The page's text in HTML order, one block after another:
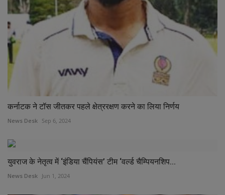
कर्नाटक ने टॉस जीतकर पहले क्षेत्ररक्षण करने का लिया निर्णय
News Desk Sep 6, 2024
युवराज के नेतृत्व में ‘इंडिया चैंपियंस’ टीम ‘वर्ल्ड चैम्पियनशिप...
News Desk Jun 1, 2024